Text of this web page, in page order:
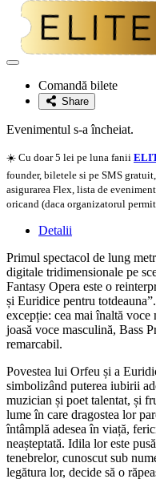
Adaugă
favoriteComandă bilete
Share
Evenimentul s-a încheiat.
☀️ Cu doar 5 lei pe luna fanii
founder, biletele si pe SMS
asigurarea Flex, lista de
oricand (daca organizatorul
Detalii
Primul spectacol de lung
digitale tridimensionale pe
Fantasy Opera este o
și Euridice pentru
excepție: cea mai înaltă
joasă voce masculină, Bass
remarcabil.
Povestea lui Orfeu și a
simbolizând puterea iubirii
muzician și poet talentat, și
lume în care dragostea lor
întâmplă adesea în viață,
neașteptată. Idila lor este
tenebrelor, cunoscut sub
legătura lor, decide să o